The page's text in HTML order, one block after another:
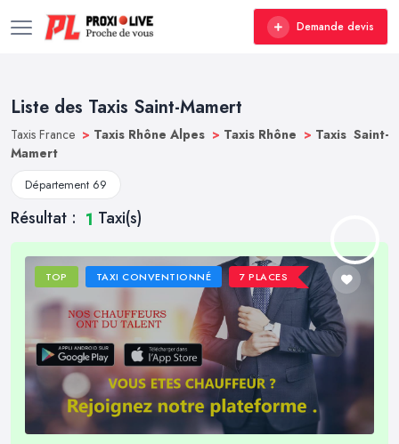
Demande devis
Liste des Taxis Saint-Mamert
Taxis France > Taxis Rhône Alpes > Taxis Rhône > Taxis Saint-
Mamert
Département 69
Résultat : 1 Taxi(s)
TOP TAXI CONVENTIONNÉ 7 PLACES